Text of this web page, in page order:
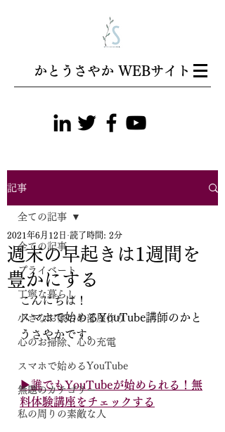
​かとうさやか WEBサイト
記事
全ての記事
プライベート
丁寧な暮らし
小さなお家のお部屋作り
心のお掃除、心の充電
スマホで始めるYouTube
無題のカテゴリー
私の周りの素敵な人
全ての記事
週末の早起きは1週間を
豊かにする
2021年6月12日 読了時間: 2分
こんにちは！
スマホで始めるYouTube講師のかと
うさやかです。
▶︎誰でもYouTubeが始められる！無
料体験講座をチェックする